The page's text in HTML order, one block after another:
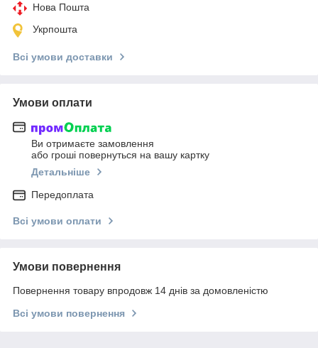
Нова Пошта
Укрпошта
Всі умови доставки
Умови оплати
Ви отримаєте замовлення
або гроші повернуться на вашу картку
Детальніше
Передоплата
Всі умови оплати
Умови повернення
Повернення товару впродовж 14 днів за домовленістю
Всі умови повернення